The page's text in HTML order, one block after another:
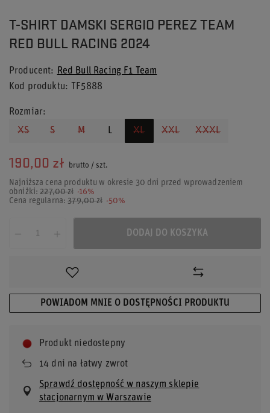
T-SHIRT DAMSKI SERGIO PEREZ TEAM
RED BULL RACING 2024
Producent
Red Bull Racing F1 Team
Kod produktu
TF5888
Rozmiar
XS
S M L XL XXL XXXL
190,00 zł brutto / szt.
Najniższa cena produktu w okresie 30 dni przed wprowadzeniem
obniżki:227,00 zł -16%
Cena regularna:379,00 zł -50%
DODAJ DO KOSZYKA
POWIADOM MNIE O DOSTĘPNOŚCI PRODUKTU
Produkt niedostepny
14 dni na łatwy zwrot
Sprawdź dostępność w naszym sklepie
stacjonarnym w Warszawie